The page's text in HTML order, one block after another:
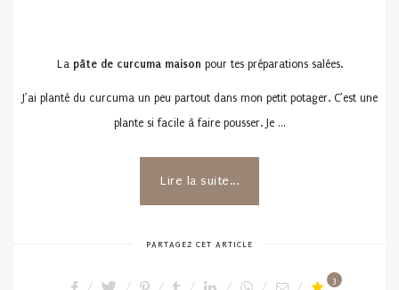
La pâte de curcuma maison pour tes préparations salées.
J’ai planté du curcuma un peu partout dans mon petit potager. C’est une
plante si facile à faire pousser. Je …
Lire la suite...
PARTAGEZ CET ARTICLE
3